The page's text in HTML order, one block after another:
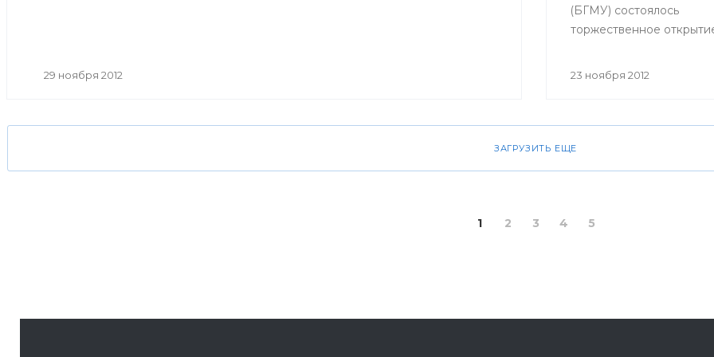
29 ноября 2012
(БГМУ) состоялось
торжественное
центра. Мероприятие
23 ноября 2012
ЗАГРУЗИТЬ ЕЩЕ
1 2 3 4 5